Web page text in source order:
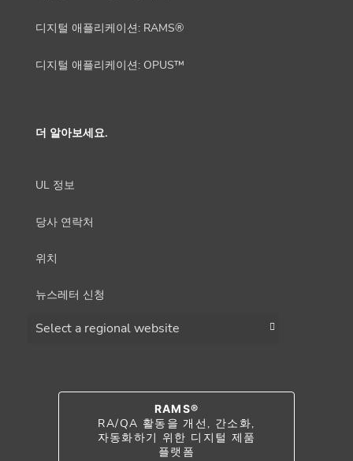
디지털 애플리케이션: RAMS®
디지털 애플리케이션: OPUS™
더 알아보세요.
UL 정보
당사 연락처
위치
뉴스레터 신청
RAMS®
RA/QA 활동을 개선, 간소화,
자동화하기 위한 디지털 제품
플랫폼